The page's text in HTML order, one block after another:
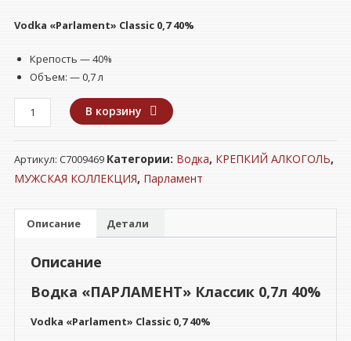
Vodka «Parlament» Classic 0,7 40%
Крепость — 40%
Объем: — 0,7 л
Количество
товара
Водка
"ПАРЛАМЕНТ"
Классик
40%
В корзину
Артикул: С7009469 Категории: Водка, КРЕПКИЙ АЛКОГОЛЬ,
МУЖСКАЯ КОЛЛЕКЦИЯ, Парламент
Описание Детали
Описание
Водка «ПАРЛАМЕНТ» Классик 0,7л 40%
Vodka «Parlament» Classic 0,7 40%